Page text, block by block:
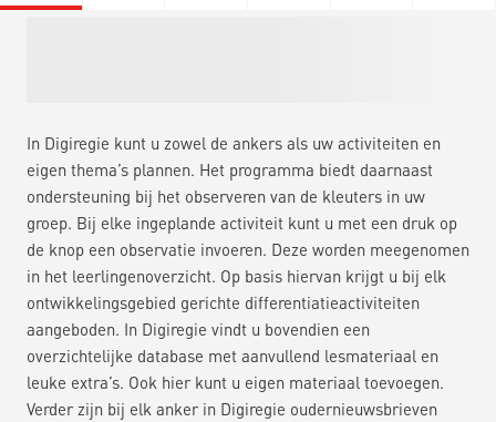
In Digiregie kunt u zowel de ankers als uw activiteiten en
eigen thema’s plannen. Het programma biedt daarnaast
ondersteuning bij het observeren van de kleuters in uw
groep. Bij elke ingeplande activiteit kunt u met een druk op
de knop een observatie invoeren. Deze worden meegenomen
in het leerlingenoverzicht. Op basis hiervan krijgt u bij elk
ontwikkelingsgebied gerichte differentiatieactiviteiten
aangeboden. In Digiregie vindt u bovendien een
overzichtelijke database met aanvullend lesmateriaal en
leuke extra’s. Ook hier kunt u eigen materiaal toevoegen.
Verder zijn bij elk anker in Digiregie oudernieuwsbrieven